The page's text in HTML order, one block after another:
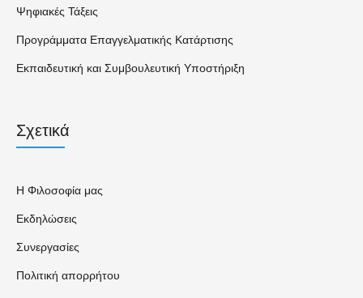
Ψηφιακές Τάξεις
Προγράμματα Επαγγελματικής Κατάρτισης
Εκπαιδευτική και Συμβουλευτική Υποστήριξη
Σχετικά
Η Φιλοσοφία μας
Εκδηλώσεις
Συνεργασίες
Πολιτική απορρήτου